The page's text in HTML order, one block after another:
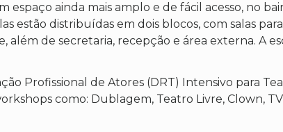
ainda mais amplo e de fácil acesso, no
estão distribuídas em dois blocos, com salas
de secretaria, recepção e área externa. A
Profissional de Atores (DRT) Intensivo para
como: Dublagem, Teatro Livre, Clown,